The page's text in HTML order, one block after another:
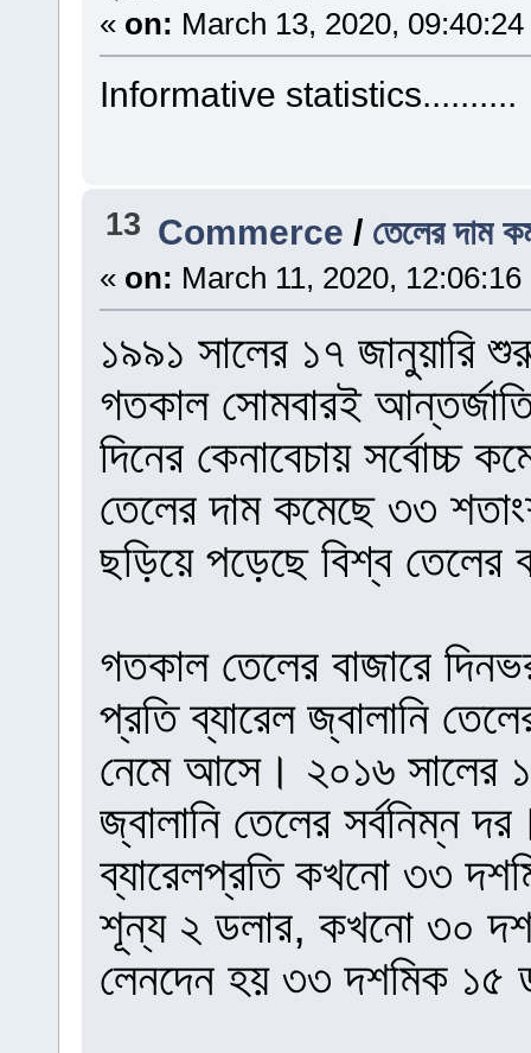
« on: March 13, 2020,
Informative statistics..........
13 Commerce / তেলের দাম
« on: March 11, 2020, 12:06:16
১৯৯১ সালের ১৭ জানুয়ারি
গতকাল সোমবারই
দিনের কেনাবেচায় সর্বোচ্চ
তেলের দাম কমেছে ৩৩
ছড়িয়ে পড়েছে বিশ্ব তেলের
গতকাল তেলের বাজারে
প্রতি ব্যারেল জ্বালানি
নেমে আসে। ২০১৬ সালের
জ্বালানি তেলের সর্বনিম্ন
ব্যারেলপ্রতি কখনো ৩৩
শূন্য ২ ডলার, কখনো ৩০
লেনদেন হয় ৩৩ দশমিক ১৫